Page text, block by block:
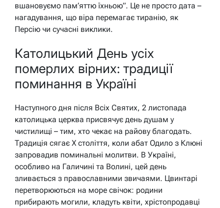
вшановуємо пам’яттю їхньою”. Це не просто дата –
нагадування, що віра перемагає тиранію, як
Персію чи сучасні виклики.
Католицький День усіх
померлих вірних: традиції
поминання в Україні
Наступного дня після Всіх Святих, 2 листопада
католицька церква присвячує день душам у
чистилищі – тим, хто чекає на райову благодать.
Традиція сягає X століття, коли абат Одило з Клюні
запровадив поминальні молитви. В Україні,
особливо на Галичині та Волині, цей день
зливається з православними звичаями. Цвинтарі
перетворюються на море свічок: родини
прибирають могили, кладуть квіти, хрістопродавці